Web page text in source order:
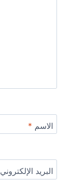
الاسم *
البريد الإلكتروني